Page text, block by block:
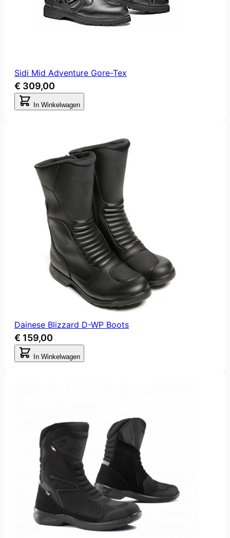
Sidi Mid Adventure Gore-Tex
€ 309,00
In Winkelwagen
Dainese Blizzard D-WP Boots
€ 159,00
In Winkelwagen